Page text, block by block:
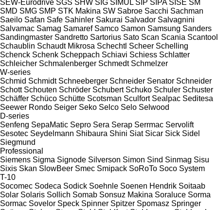
SEW-Eurodrive SGS SHW SIG SIMUL SIP SIPA SISE SM
SMD SMG SMP STK Makina SW Sabroe Sacchi Sachman
Saeilo Safan Safe Sahinler Sakurai Salvador Salvagnini
Salvamac Samag Samaref Samco Samon Samsung Sanders
Sandingmaster Sandretto Sartorius Sato Scan Scania Scantool
Schaublin Schaudt Mikrosa Schechtl Scheer Schelling
Schenck Schenk Scheppach Schiavi Schiess Schlatter
Schleicher Schmalenberger Schmedt Schmelzer
W-series
Schmid Schmidt Schneeberger Schneider Senator Schneider
Schott Schouten Schröder Schubert Schuko Schuler Schuster
Schäffer Schüco Schütte Scotsman Sculfort Sealpac Seditesa
Seewer Rondo Seiger Seko Selco Selo Selwood
D-series
Senfeng SepaMatic Sepro Sera Serap Serrmac Servolift
Sesotec Seydelmann Shibaura Shini Siat Sicar Sick Sidel
Siegmund
Professional
Siemens Sigma Signode Silverson Simon Sind Sinmag Sisu
Sixis Skan SlowBeer Smec Smipack SoRoTo Soco System
T-10
Socomec Sodeca Sodick Soehnle Soenen Hendrik Soitaab
Solar Solaris Sollich Somab Sonsuz Makina Soraluce Sorma
Sormac Sovelor Speck Spinner Spitzer Spomasz Springer